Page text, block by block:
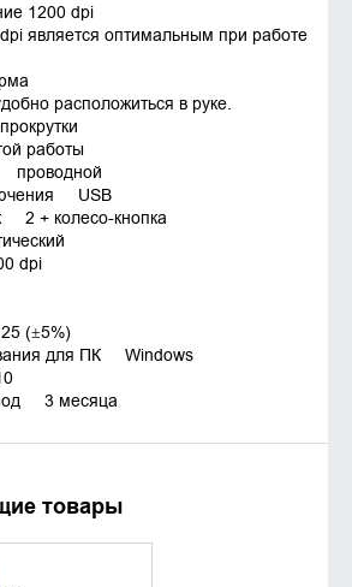
1200 dpi
является оптимальным при работе
расположиться в руке.
работы
проводной
USB
2 + колесо-кнопка
dpi
(±5%)
для ПК Windows
3 месяца
товары